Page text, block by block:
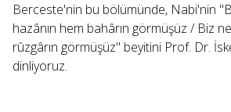
Berceste'nin bu bölümünde, Nabi'nin
hazânın hem bahârın görmüşüz / Biz
rûzgârın görmüşüz" beyitini Prof. Dr.
dinliyoruz.